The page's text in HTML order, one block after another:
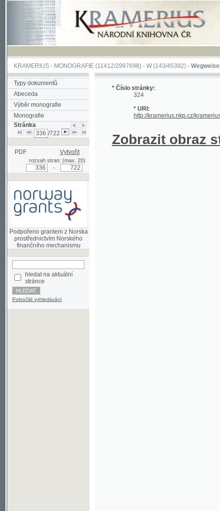
KRAMERIUS-MONOGRAFIE(11412/2997698) -W (143/45392)-Wegweiser durch
Typy dokumentů
Abeceda
Výběr monografie
Monografie
Stránka
/722
PDF Vytvořit
rozsah stran: (max. 20)
Podpořeno grantem z Norska
prostřednictvím Norského
hledat na aktuální
stránce
Pokročilé vyhledávání
* Číslo stránky:
324
* URI:
http://kramerius.nkp.cz/kramerius/